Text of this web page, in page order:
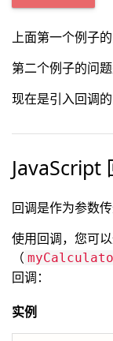
上面第一个例子
第二个例子的问
现在是引入回调的
JavaScript
回调是作为参数
使用回调，您可
（
回调：
实例